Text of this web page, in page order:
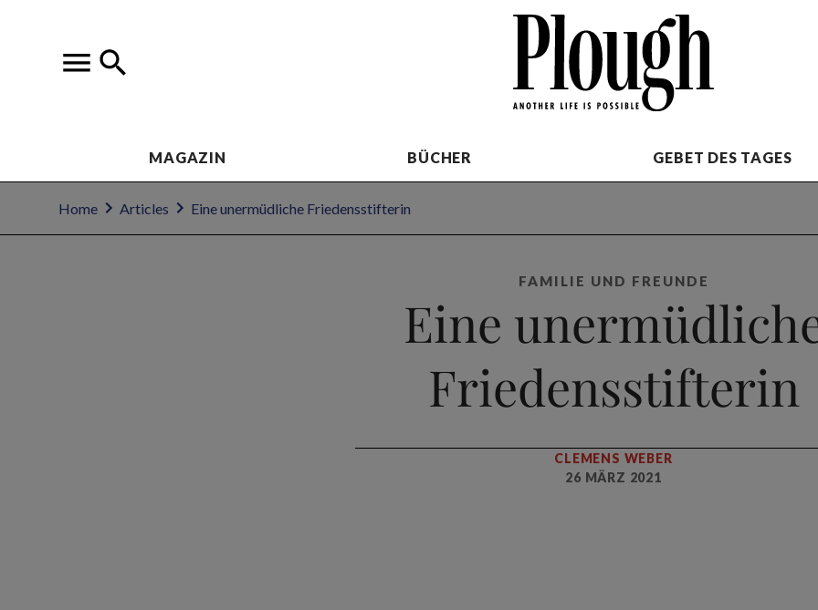
MAGAZIN BÜCHER GEBET DES TAGES
Home Articles Eine unermüdliche Friedensstifterin
FAMILIE UND FREUNDE
Eine
Friedensstifterin
CLEMENS WEBER
26 MÄRZ 2021